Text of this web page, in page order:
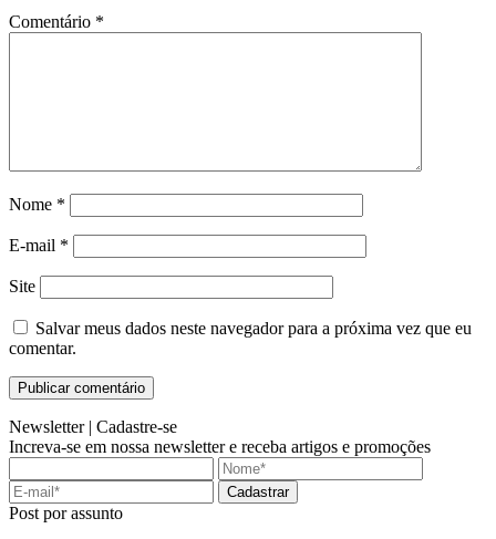
Comentário *
Nome *
E-mail *
Site
Salvar meus dados neste navegador para a próxima vez que eu
comentar.
Newsletter | Cadastre-se
Increva-se em nossa newsletter e receba artigos e promoções
Cadastrar
Post por assunto